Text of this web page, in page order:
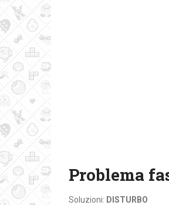
Problema
Soluzioni: DISTURBO